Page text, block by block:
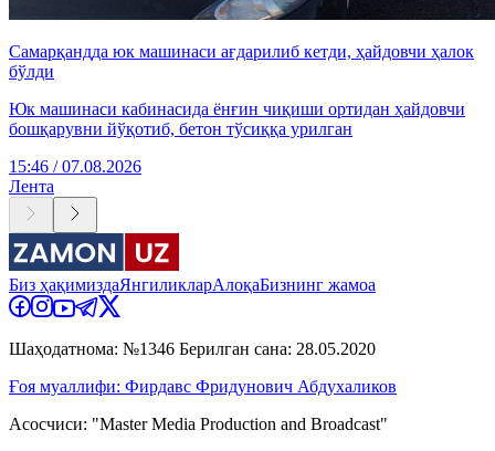
Самарқандда юк машинаси ағдарилиб кетди, ҳайдовчи ҳалок
бўлди
Юк машинаси кабинасида ёнғин чиқиши ортидан ҳайдовчи
бошқарувни йўқотиб, бетон тўсиққа урилган
15:46 / 07.08.2026
Лента
Биз ҳақимиздаЯнгиликларАлоқаБизнинг жамоа
Шаҳодатнома: №1346 Берилган сана: 28.05.2020
Ғоя муаллифи: Фирдавс Фридунович Абдухаликов
Асосчиси: "Master Media Production and Broadcast"